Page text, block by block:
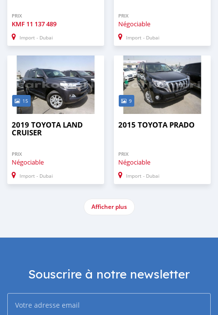
PRIX
KMF 11 137 489
Import - Dubai
PRIX
Négociable
Import - Dubai
15
2019 TOYOTA LAND
CRUISER
PRIX
Négociable
Import - Dubai
9
2015 TOYOTA PRADO
PRIX
Négociable
Import - Dubai
Afficher plus
Souscrire à notre newsletter